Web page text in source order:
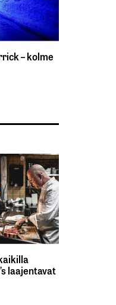
– kolme
laajentavat